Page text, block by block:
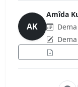
AK
Amîda